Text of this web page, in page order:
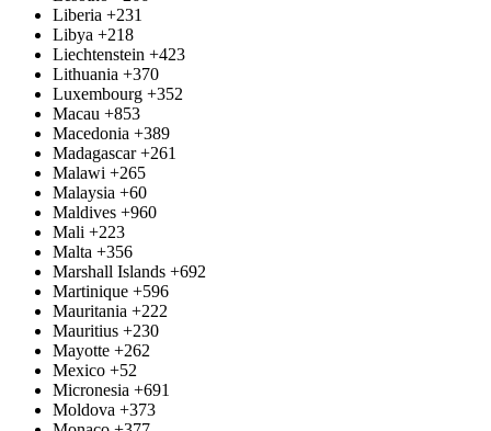
Liberia +231
Libya +218
Liechtenstein +423
Lithuania +370
Luxembourg +352
Macau +853
Macedonia +389
Madagascar +261
Malawi +265
Malaysia +60
Maldives +960
Mali +223
Malta +356
Marshall Islands +692
Martinique +596
Mauritania +222
Mauritius +230
Mayotte +262
Mexico +52
Micronesia +691
Moldova +373